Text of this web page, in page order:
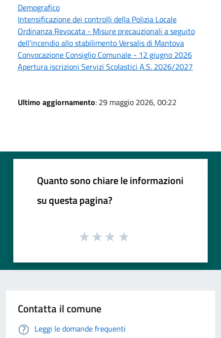
Demografico
Intensificazione dei controlli della Polizia Locale
Ordinanza Revocata - Misure precauzionali a seguito
dell'incendio allo stabilimento Versalis di Mantova
Convocazione Consiglio Comunale - 12 giugno 2026
Apertura iscrizioni Servizi Scolastici A.S. 2026/2027
Ultimo aggiornamento: 29 maggio 2026, 00:22
Quanto sono chiare le informazioni
su questa pagina?
Contatta il comune
Leggi le domande frequenti